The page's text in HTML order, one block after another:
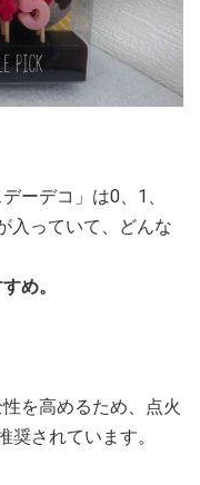
ーデコ」は0、1、
入っていて、どんな
め。
を高めるため、点火
奨されています。